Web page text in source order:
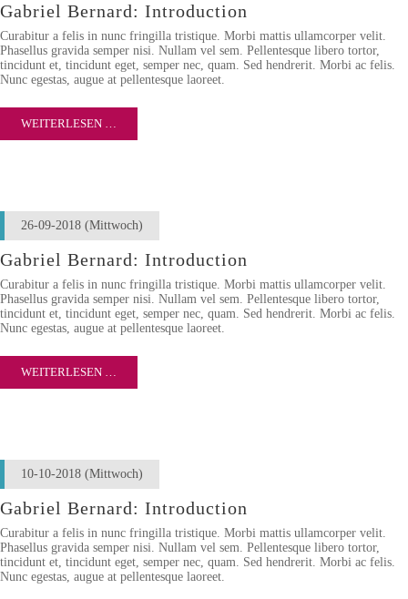
Gabriel Bernard: Introduction
Curabitur a felis in nunc fringilla tristique. Morbi mattis ullamcorper velit.
Phasellus gravida semper nisi. Nullam vel sem. Pellentesque libero tortor,
tincidunt et, tincidunt eget, semper nec, quam. Sed hendrerit. Morbi ac felis.
Nunc egestas, augue at pellentesque laoreet.
WEITERLESEN …
26-09-2018 (Mittwoch)
Gabriel Bernard: Introduction
Curabitur a felis in nunc fringilla tristique. Morbi mattis ullamcorper velit.
Phasellus gravida semper nisi. Nullam vel sem. Pellentesque libero tortor,
tincidunt et, tincidunt eget, semper nec, quam. Sed hendrerit. Morbi ac felis.
Nunc egestas, augue at pellentesque laoreet.
WEITERLESEN …
10-10-2018 (Mittwoch)
Gabriel Bernard: Introduction
Curabitur a felis in nunc fringilla tristique. Morbi mattis ullamcorper velit.
Phasellus gravida semper nisi. Nullam vel sem. Pellentesque libero tortor,
tincidunt et, tincidunt eget, semper nec, quam. Sed hendrerit. Morbi ac felis.
Nunc egestas, augue at pellentesque laoreet.